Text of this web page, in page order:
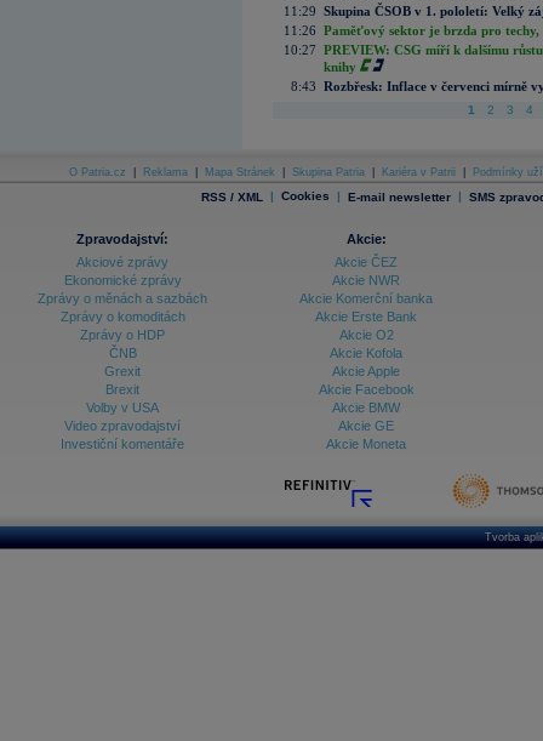
11:29 Skupina ČSOB v 1. pololetí: Velký
11:26 Paměťový sektor je brzda pro techy,
10:27 PREVIEW: CSG míří k dalšímu
knihy
8:43 Rozbřesk: Inflace v červenci mírně
1 2 3 4
O Patria.cz Reklama Mapa Stránek Skupina Patria Kariéra v Patrii Podmínky
RSS / XML | Cookies | E-mail newsletter | SMS
Zpravodajství:
Akciové zprávy
Ekonomické zprávy
Zprávy o měnách a sazbách
Zprávy o komoditách
Zprávy o HDP
ČNB
Grexit
Brexit
Volby v USA
Video zpravodajství
Investiční komentáře
Akcie:
Akcie ČEZ
Akcie NWR
Akcie Komerční banka
Akcie Erste Bank
Akcie O2
Akcie Kofola
Akcie Apple
Akcie Facebook
Akcie BMW
Akcie GE
Akcie Moneta
Tvorba